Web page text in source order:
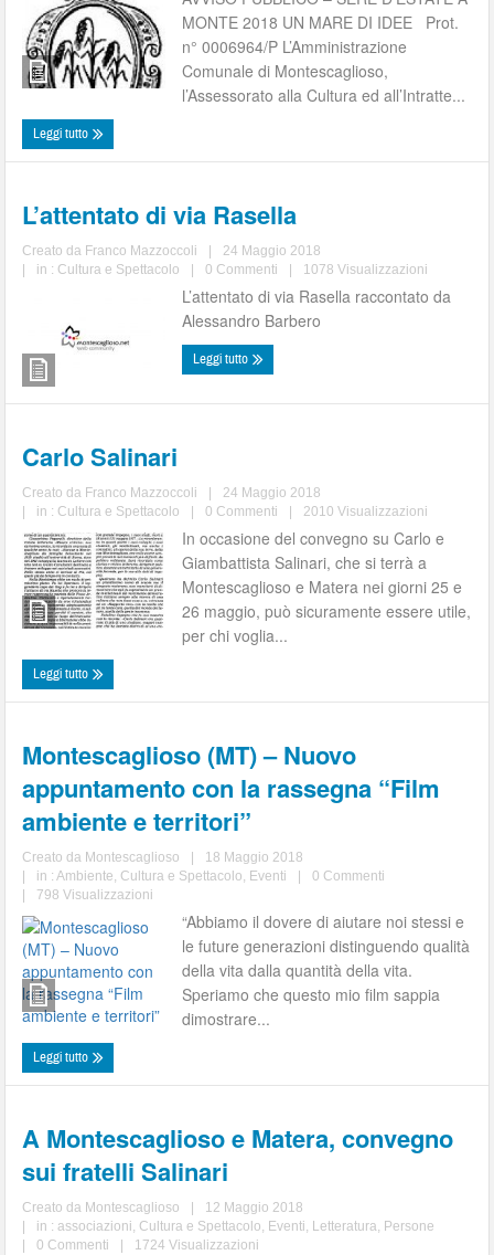
MONTE 2018 UN MARE DI IDEE Prot.
n° 0006964/P L’Amministrazione
Comunale di Montescaglioso,
l’Assessorato alla Cultura ed all’Intratte...
Leggi tutto
L’attentato di via Rasella
Creato da Franco Mazzoccoli
24 Maggio 2018
in : Cultura e Spettacolo 0 Commenti 1078 Visualizzazioni
L’attentato di via Rasella raccontato da
Alessandro Barbero
Leggi tutto
Carlo Salinari
Creato da Franco Mazzoccoli
24 Maggio 2018
in : Cultura e Spettacolo 0 Commenti 2010 Visualizzazioni
In occasione del convegno su Carlo e
Giambattista Salinari, che si terrà a
Montescaglioso e Matera nei giorni 25 e
26 maggio, può sicuramente essere utile,
per chi voglia...
Leggi tutto
Montescaglioso (MT) – Nuovo
appuntamento con la rassegna “Film
ambiente e territori”
Creato da Montescaglioso
18 Maggio 2018
in :Ambiente, Cultura e Spettacolo, Eventi
0 Commenti
798 Visualizzazioni
“Abbiamo il dovere di aiutare noi stessi e
le future generazioni distinguendo qualità
della vita dalla quantità della vita.
Speriamo che questo mio film sappia
dimostrare...
Leggi tutto
A Montescaglioso e Matera, convegno
sui fratelli Salinari
Creato da Montescaglioso
12 Maggio 2018
in :associazioni, Cultura e Spettacolo, Eventi, Letteratura, Persone
0 Commenti 1724 Visualizzazioni